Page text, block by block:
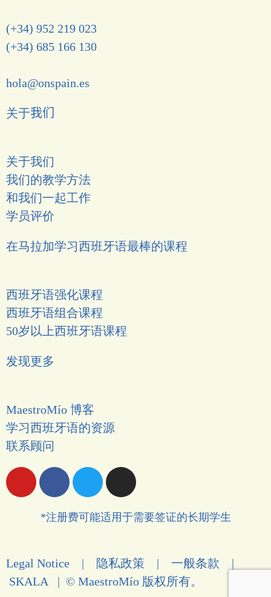
(+34) 952 219 023
(+34) 685 166 130
hola@onspain.es
关于我们
关于我们
我们的教学方法
和我们一起工作
学员评价
在马拉加学习西班牙语最棒的课程
西班牙语强化课程
西班牙语组合课程
50岁以上西班牙语课程
发现更多
MaestroMío 博客
学习西班牙语的资源
联系顾问
*注册费可能适用于需要签证的长期学生
Legal Notice | 隐私政策 | 一般条款 |
SKALA | © MaestroMío 版权所有。